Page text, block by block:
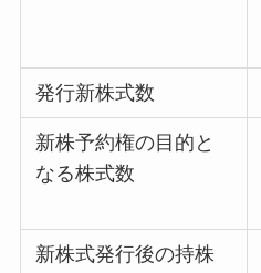
発行新株式数
新株予約権の目的と
なる株式数
新株式発行後の持株